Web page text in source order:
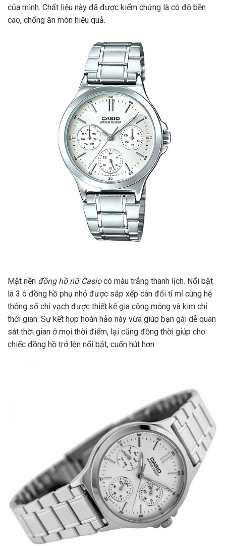
của mình. Chất liệu này đã được kiểm chứng là có độ bền
cao, chống ăn mòn hiệu quả.
Mặt nền đồng hồ nữ Casiocó màu trắng thanh lịch. Nổi bật
là 3 ô đồng hồ phụ nhỏ được sắp xếp cân đối tỉ mỉ cùng hệ
thống số chỉ vạch được thiết kế gia công mỏng và kim chỉ
thời gian. Sự kết hợp hoàn hảo này vừa giúp bạn gái dễ quan
sát thời gian ở mọi thời điểm, lại cũng đồng thời giúp cho
chiếc đồng hồ trở lên nổi bật, cuốn hút hơn.